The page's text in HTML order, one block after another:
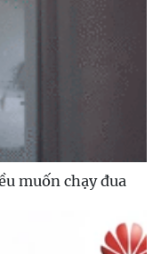
muốn chạy đua